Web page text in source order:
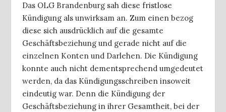
Das OLG Brandenburg sah diese fristlose
Kündigung als unwirksam an. Zum einen bezog
diese sich ausdrücklich auf die gesamte
Geschäftsbeziehung und gerade nicht auf die
einzelnen Konten und Darlehen. Die Kündigung
konnte auch nicht dementsprechend umgedeutet
werden, da das Kündigungsschreiben insoweit
eindeutig war. Denn die Kündigung der
Geschäftsbeziehung in ihrer Gesamtheit, bei der